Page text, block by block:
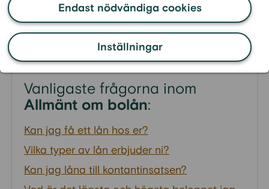
Inställningar
Endast nödvändiga cookies
Andrahandsuthyrning godkänns inte enligt våra
allmänna villkordå det kan komma att påverka
säkerheten i panten.
Vanligaste frågorna inom
Allmänt om bolån:
Kan jag få ett lån hos er?
Vilka typer av lån erbjuder ni?
Kan jag låna till kontantinsatsen?